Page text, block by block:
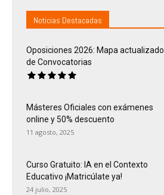
Noticias Destacadas
Oposiciones 2026: Mapa actualizado
de Convocatorias
Másteres Oficiales con exámenes
online y 50% descuento
11 agosto, 2025
Curso Gratuito: IA en el Contexto
Educativo ¡Matricúlate ya!
24 julio, 2025